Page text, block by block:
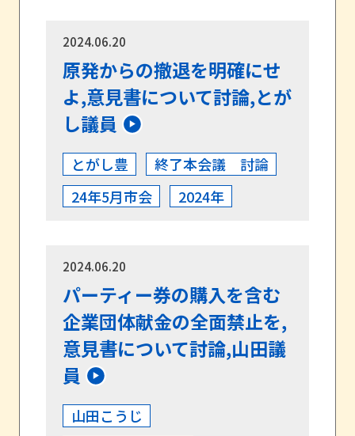
2024.06.20
原発からの撤退を明確にせ
よ,意見書について討論,とが
し議員
とがし豊
終了本会議 討論
24年5月市会
2024年
2024.06.20
パーティー券の購入を含む
企業団体献金の全面禁止を,
意見書について討論,山田議
員
山田こうじ